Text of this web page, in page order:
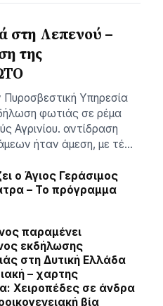
στη Λεπενού –
της
Υπηρεσία
φωτιάς σε ρέμα
Αγρινίου. αντίδραση
ήταν άμεση, με τέ…
ο Άγιος Γεράσιμος
– Το πρόγραμμα
παραμένει
εκδήλωσης
στη Δυτική Ελλάδα
– χαρτης
Χειροπέδες σε άνδρα
βία